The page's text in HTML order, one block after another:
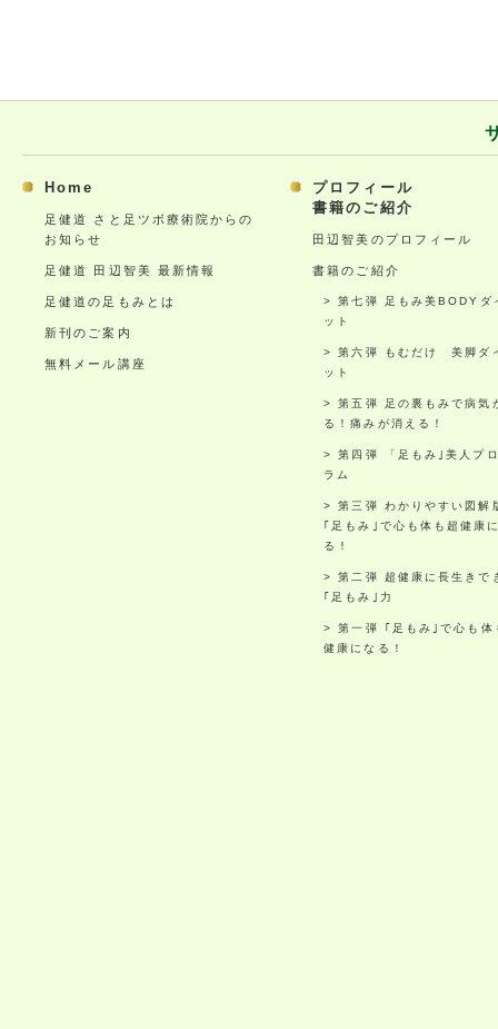
Home
足健道 さと足ツボ療術院からの
お知らせ
足健道 田辺智美 最新情報
足健道の足もみとは
新刊のご案内
無料メール講座
プロフィール
書籍のご紹介
田辺智美のプロフィール
書籍のご紹介
第七弾 足もみ美BODYダ
ット
第六弾 もむだけ 美脚ダ
ット
第五弾 足の裏もみで病気
る！痛みが消える！
第四弾 「足もみ｣美人プ
ラム
第三弾 わかりやすい図解
｢足もみ｣で心も体も超健康
る！
第二弾 超健康に長生きで
｢足もみ｣力
第一弾 ｢足もみ｣で心も体
健康になる！